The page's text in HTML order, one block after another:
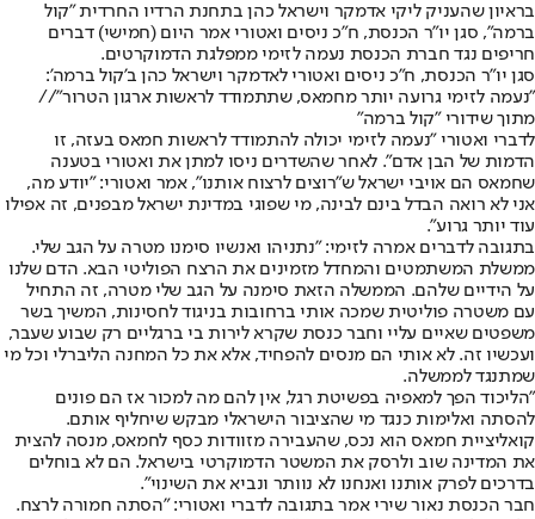
בראיון שהעניק ליקי אדמקר וישראל כהן בתחנת הרדיו החרדית "קול
ברמה", סגן יו"ר הכנסת, ח"כ ניסים ואטורי אמר היום (חמישי) דברים
חריפים נגד חברת הכנסת נעמה לזימי ממפלגת הדמוקרטים.
סגן יו"ר הכנסת, ח"כ ניסים ואטורי לאדמקר וישראל כהן ב'קול ברמה':
"נעמה לזימי גרועה יותר מחמאס, שתתמודד לראשות ארגון הטרור"//
מתוך שידורי "קול ברמה"
לדברי ואטורי "נעמה לזימי יכולה להתמודד לראשות חמאס בעזה, זו
הדמות של הבן אדם". לאחר שהשדרים ניסו למתן את ואטורי בטענה
שחמאס הם אויבי ישראל ש"רוצים לרצוח אותנו", אמר ואטורי: "יודע מה,
אני לא רואה הבדל בינם לבינה, מי שפוגי במדינת ישראל מבפנים, זה אפילו
עוד יותר גרוע".
בתגובה לדברים אמרה לזימי: "נתניהו ואנשיו סימנו מטרה על הגב שלי.
ממשלת המשתמטים והמחדל מזמינים את הרצח הפוליטי הבא. הדם שלנו
על הידיים שלהם. הממשלה הזאת סימנה על הגב שלי מטרה, זה התחיל
עם משטרה פוליטית שמכה אותי ברחובות בניגוד לחסינות, המשיך בשר
משפטים שאיים עליי וחבר כנסת שקרא לירות בי ברגליים רק שבוע שעבר,
ועכשיו זה. לא אותי הם מנסים להפחיד, אלא את כל המחנה הליברלי וכל מי
שמתנגד לממשלה.
"הליכוד הפך למאפיה בפשיטת רגל, אין להם מה למכור אז הם פונים
להסתה ואלימות כנגד מי שהציבור הישראלי מבקש שיחליף אותם.
קואליציית חמאס הוא נכס, שהעבירה מזוודות כסף לחמאס, מנסה להצית
את המדינה שוב ולרסק את המשטר הדמוקרטי בישראל. הם לא בוחלים
בדרכים לפרק אותנו ואנחנו לא נוותר ונביא את השינוי".
חבר הכנסת נאור שירי אמר בתגובה לדברי ואטורי: "הסתה חמורה לרצח.